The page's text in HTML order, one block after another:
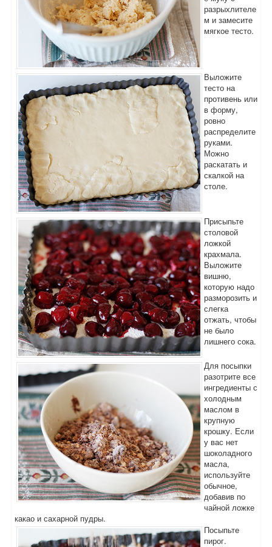
разрыхлителе
м и замесите
мягкое тесто.
Выложите
тесто на
противень или
в форму,
ровно
распределите
руками.
Можно
раскатать и
скалкой на
столе.
Присыпьте
столовой
ложкой
крахмала.
Выложите
вишню,
которую надо
разморозить и
слегка
отжать, чтобы
не было
лишнего сока.
Для посыпки
разотрите все
ингредиенты с
холодным
маслом в
крупную
крошку. Если
у вас нет
шоколадного
масла,
используйте
обычное,
добавив по
чайной ложке
какао и сахарной пудры.
Посыпьте
пирог.